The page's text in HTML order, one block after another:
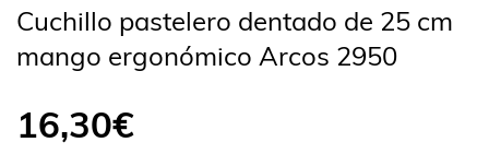
Cuchillo pastelero dentado de 25 cm
mango ergonómico Arcos 2950
16,30€